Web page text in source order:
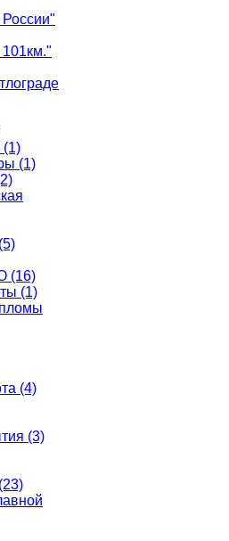
(1)
(1)
(5)
(16)
(1)
(4)
(3)
(23)